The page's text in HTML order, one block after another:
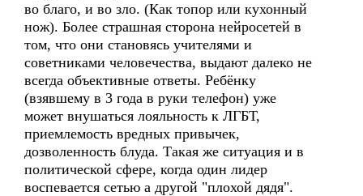
во благо, и во зло. (Как топор или кухонный
нож). Более страшная сторона нейросетей в
том, что они становясь учителями и
советниками человечества, выдают далеко не
всегда объективные ответы. Ребёнку
(взявшему в 3 года в руки телефон) уже
может внушаться лояльность к ЛГБТ,
приемлемость вредных привычек,
дозволенность блуда. Такая же ситуация и в
политической сфере, когда один лидер
воспевается сетью а другой "плохой дядя".